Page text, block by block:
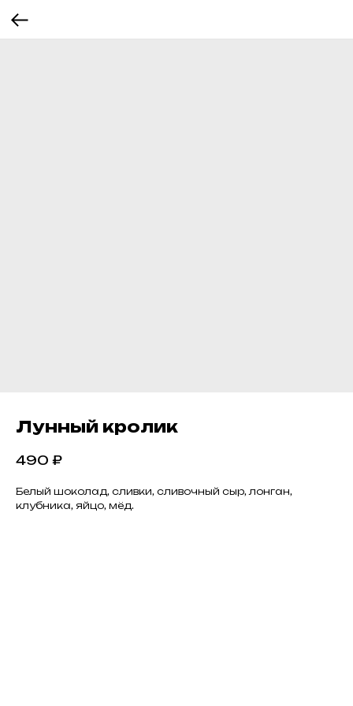
Лунный кролик
490 ₽
Белый шоколад, сливки, сливочный сыр, лонган,
клубника, яйцо, мёд.